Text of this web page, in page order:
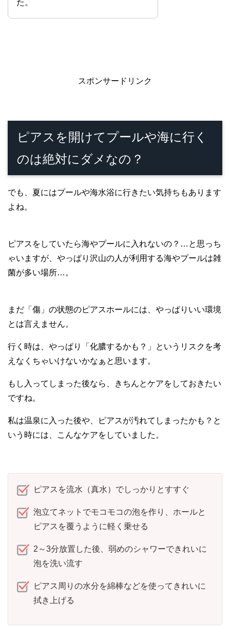
た。
スポンサードリンク
ピアスを開けてプールや海に行く
のは絶対にダメなの？
でも、夏にはプールや海水浴に行きたい気持ちもあります
よね。
ピアスをしていたら海やプールに入れないの？…と思っち
ゃいますが、やっぱり沢山の人が利用する海やプールは雑
菌が多い場所…。
まだ「傷」の状態のピアスホールには、やっぱりいい環境
とは言えません。
行く時は、やっぱり「化膿するかも？」というリスクを考
えなくちゃいけないかなぁと思います。
もし入ってしまった後なら、きちんとケアをしておきたい
ですね。
私は温泉に入った後や、ピアスが汚れてしまったかも？と
いう時には、こんなケアをしていました。
ピアスを流水（真水）でしっかりとすすぐ
泡立てネットでモコモコの泡を作り、ホールと
ピアスを覆うように軽く乗せる
2～3分放置した後、弱めのシャワーできれいに
泡を洗い流す
ピアス周りの水分を綿棒などを使ってきれいに
拭き上げる